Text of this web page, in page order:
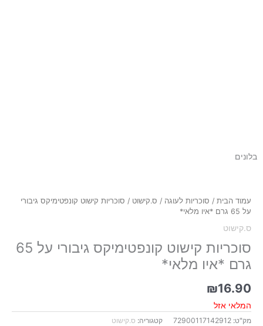
בלונים
עמוד הבית / סוכריות לעוגה / ס.קישוט / סוכריות קישוט קונפטימיקס גיבורי
על 65 גרם *איו מלאי*
ס.קישוט
סוכריות קישוט קונפטימיקס גיבורי על 65
גרם *איו מלאי*
₪16.90
המלאי אזל
מק"ט: 72900117142912 קטגוריה: ס.קישוט